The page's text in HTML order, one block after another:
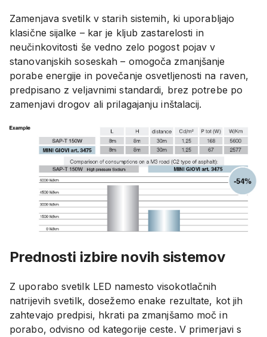
Zamenjava svetilk v starih sistemih, ki uporabljajo
klasične sijalke – kar je kljub zastarelosti in
neučinkovitosti še vedno zelo pogost pojav v
stanovanjskih soseskah – omogoča zmanjšanje
porabe energije in povečanje osvetljenosti na raven,
predpisano z veljavnimi standardi, brez potrebe po
zamenjavi drogov ali prilagajanju inštalacij.
Prednosti izbire novih sistemov
Z uporabo svetilk LED namesto visokotlačnih
natrijevih svetilk, dosežemo enake rezultate, kot jih
zahtevajo predpisi, hkrati pa zmanjšamo moč in
porabo, odvisno od kategorije ceste. V primerjavi s